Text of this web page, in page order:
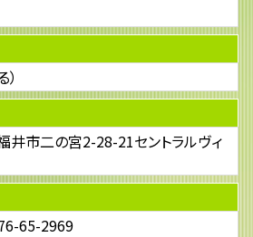
井市二の宮2-28-21セントラルヴィ
65-2969